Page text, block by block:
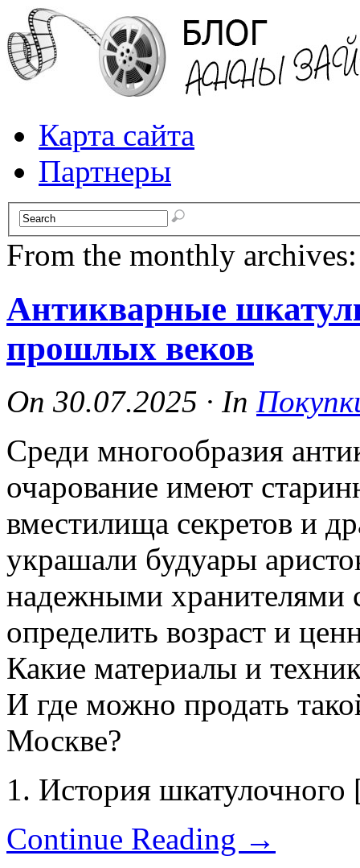
Карта сайта
Партнеры
From the monthly
Антикварные
прошлых веков
On 30.07.2025 · In
Среди многообразия
очарование имеют
вместилища секретов и
украшали будуары
надежными хранителями
определить возраст и
Какие материалы и
И где можно продать
Москве?
1. История
Continue Reading →